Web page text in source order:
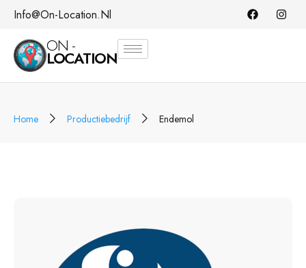
Info@on-Location.nl
ON -
LOCATION
Home Productiebedrijf Endemol